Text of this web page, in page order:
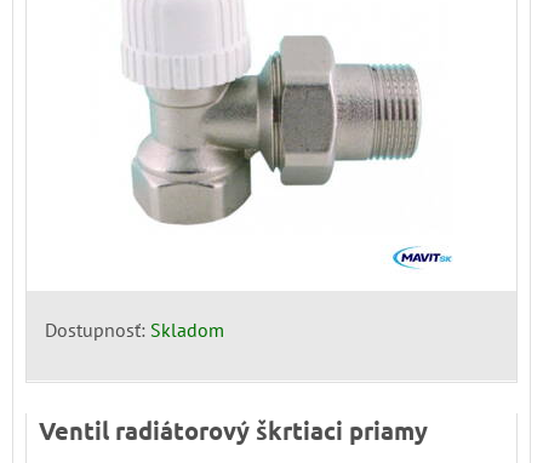
Dostupnosť: Skladom
Ventil radiátorový škrtiaci priamy